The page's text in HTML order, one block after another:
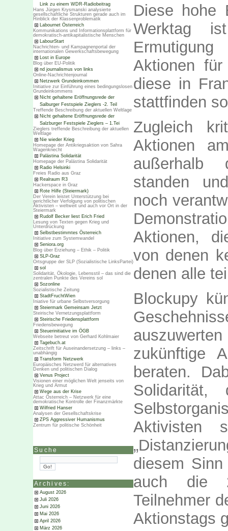
Link zu einem WDR-Radiobeitrag
Hans Jürgen Krysmanski analysierte
gesellschaftliche Strukturen gerade auch im
Hinblick der Klassenproblematik
Labournet Österreich
Kommunikations und Informationsplattform für
demokratisch-antikapitalistische Menschen
LabourStart
Nachrichten- und Kampagnenportal der
internationalen Gewerkschaftsbewegung
Lost in Europe
Blog über EU-Politik
nd journalismus von links
Online-Nachrichtenjournal
Netzwerk Grundeinkommen
Initiative zur Einführung eines bedingungslosen
Grundeinkommens
Nicht gehaltene Eröffnungsrede der
Salburger Festspiele Zieglers -2. Teil
Treffende Beschreibung der aktuellen Weltlage
Nicht gehaltene Eröffnungsrede der
Salzburger Festspiele Zieglers – 1.Tei
Zieglers treffende Beschreibung der aktuellen
Weltlage
Nie wieder Krieg
Homepage der Antikriegsaktion von Sahra
Wagenknecht
Palästina Solidarität
Homepage der Palästina Solidarität
Radio Helsinki
Freies Radio aus Graz
Realraum R3
Hackerspace in Graz
Rote Hilfe (Steiermark)
Der Verein leistet Unterstützung bei
gerichtlicher Verfolgung von politischen
Aktivisten – weltweit und auch vor Ort in der
Steiermark
Rudolf Becker liest Erich Fried
Lesung von Texten gegen Krieg und
Unterdrückung
Selbstbestimmtes Österreich
Initiative zum Systemwandel
Seniora.org
Blog über Erziehung – Ethik – Politik
SLP-Graz
Ortsgruppe der SLP (Sozialistische LinksPartei)
sol
Solidarität, Ökologie, Lebensstil – das sind die
zentralen Punkte des Vereins sol
Sozonline
Sozialistische Zeitung
StadtFruchtWien
Iniative für urbane Selbstversorgung
Steiermark Gemeinsam Jetzt
Steirische Vernetzungsplattform
Steirische Friedensplattform
Friedensbewegung
Steuerinitiative im ÖGB
Webseite betreut von Gerhard Kohlmaier
Tagebuch.at
Zeitschrift für Auseinandersetzung – links –
unabhängig
Transform Netzwerk
Europäisches Netzwerd für alternatives
Denken und politischen Dialog
Venus Project
Visionen einer möglichen Welt jenseits von
Krieg und Armut
Wege aus der Krise
Attac Österreich – Netzwerk für eine
demokratische Kontrolle der Finanzmärkte
Wilfried Hanser
Analysen der Gesellschaftskrise
ZPS Aggressiver Humanismus
Zentrum für politische Schönheit
Suche
Archives:
August 2026
Juli 2026
Juni 2026
Mai 2026
April 2026
März 2026
Diese hohe
Werktag
Aktionen
diese in
stattfinden
Zugleich
Aktionen
außerhalb
standen
noch
Aktionen,
von denen
denen alle
Blockupy
zukünftige
beraten.
Solidarität,
Aktivisten
diesem
auch die
Teilnehmer
Aktionstags